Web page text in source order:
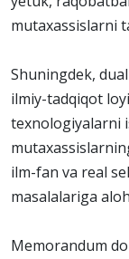
mutaxassislarni
Shuningdek,
ilmiy-tadqiqot
texnologiyalarni
ilm-fan va real
masalalariga
Memorandum